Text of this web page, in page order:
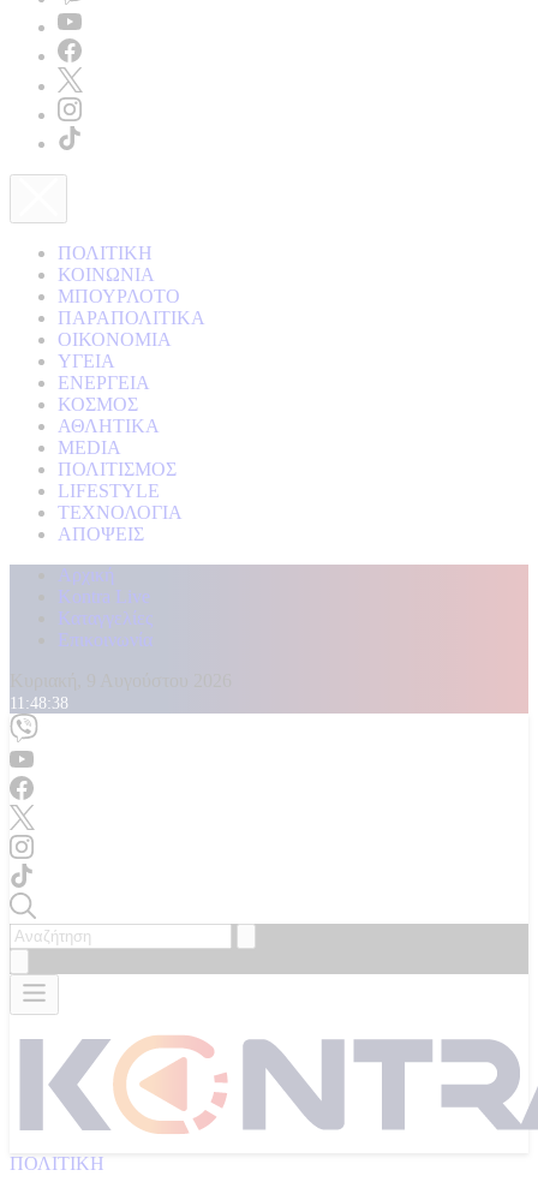
ΠΟΛΙΤΙΚΗ
ΚΟΙΝΩΝΙΑ
ΜΠΟΥΡΛΟΤΟ
ΠΑΡΑΠΟΛΙΤΙΚΑ
ΟΙΚΟΝΟΜΙΑ
ΥΓΕΙΑ
ΕΝΕΡΓΕΙΑ
ΚΟΣΜΟΣ
ΑΘΛΗΤΙΚΑ
MEDIA
ΠΟΛΙΤΙΣΜΟΣ
LIFESTYLE
ΤΕΧΝΟΛΟΓΙΑ
ΑΠΟΨΕΙΣ
Αρχική
Kontra Live
Καταγγελίες
Επικοινωνία
11:48:41
ΠΟΛΙΤΙΚΗ